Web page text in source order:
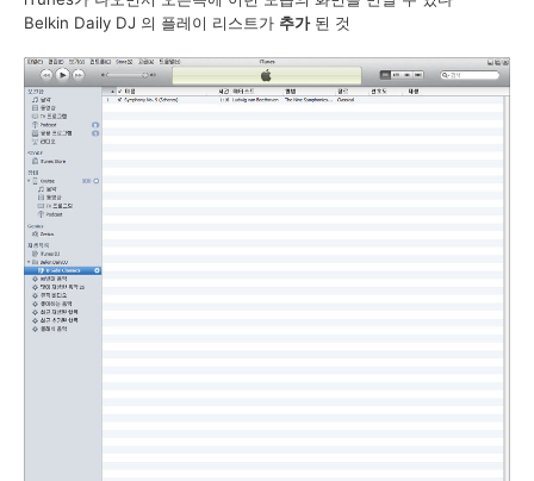
Belkin Daily DJ 의 플레이 리스트가 추가된 것